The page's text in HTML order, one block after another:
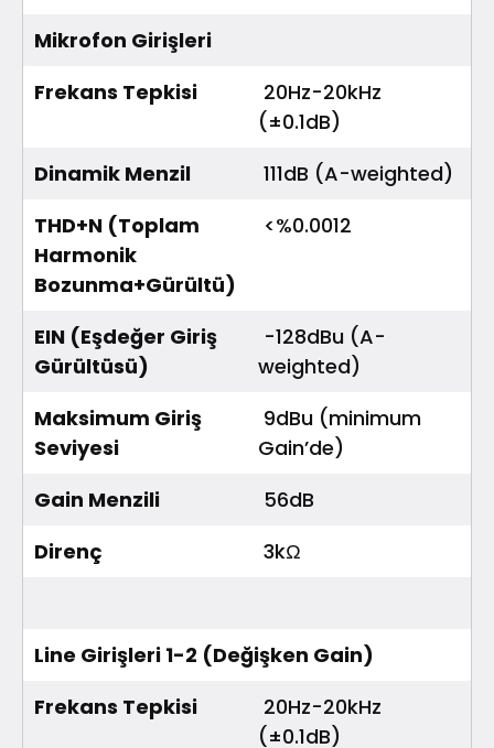
Mikrofon Girişleri
Frekans Tepkisi
20Hz-20kHz
(±0.1dB)
Dinamik Menzil
111dB (A-weighted)
THD+N (Toplam
Harmonik
Bozunma+Gürültü)
<%0.0012
EIN (Eşdeğer Giriş
Gürültüsü)
-128dBu (A-
weighted)
Maksimum Giriş
Seviyesi
9dBu (minimum
Gain’de)
Gain Menzili
56dB
Direnç
3kΩ
Line Girişleri 1-2 (Değişken Gain)
Frekans Tepkisi
20Hz-20kHz
(±0.1dB)